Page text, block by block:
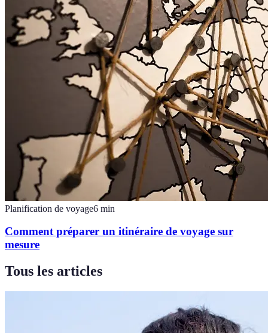
Planification de voyage6 min
Comment préparer un itinéraire de voyage sur
mesure
Tous les articles